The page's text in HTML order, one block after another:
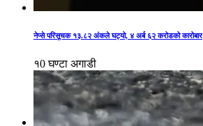
नेप्से परिसूचक १३.८२ अंकले घट्यो, ४ अर्ब ६२ करोडको कारोबार
१0 घण्टा अगाडी